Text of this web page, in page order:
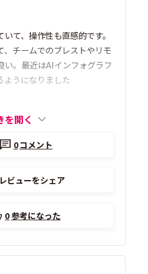
て、操作性も直感的です。
、チームでのブレストやリモ
い。最近はAIインフォグラフ
ようになりました
を開く
0コメント
レビューをシェア
0参考になった